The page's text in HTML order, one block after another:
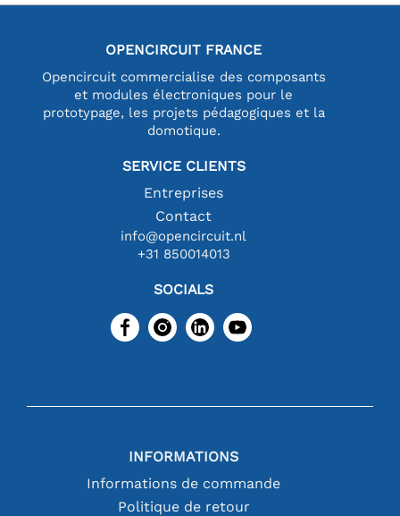
OPENCIRCUIT FRANCE
Opencircuit commercialise des composants
et modules électroniques pour le
prototypage, les projets pédagogiques et la
domotique.
SERVICE CLIENTS
Entreprises
Contact
info@opencircuit.nl
+31 850014013
SOCIALS
INFORMATIONS
Informations de commande
Politique de retour